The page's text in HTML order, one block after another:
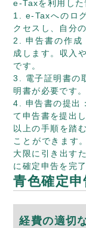
e-Taxを利用した
1. e-Taxへのロ
クセスし、自分
2. 申告書の作成
成します。収入
です。
3. 電子証明書の
明書が必要です
4. 申告書の提出
て申告書を提出し
以上の手順を踏
ことができます
大限に引き出す
に確定申告を完
青色確定
経費の適切